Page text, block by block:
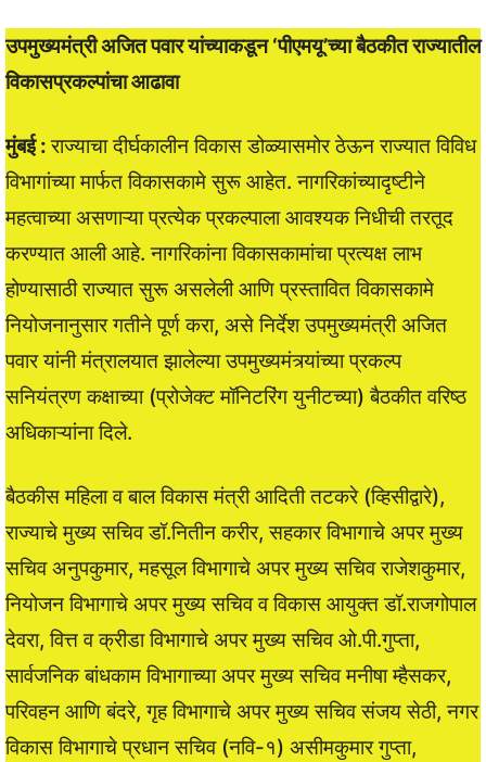
उपमुख्यमंत्री अजित पवार यांच्याकडून ‘पीएमयू’च्या बैठकीत राज्यातील
विकासप्रकल्पांचा आढावा
मुंबई :राज्याचा दीर्घकालीन विकास डोळ्यासमोर ठेऊन राज्यात विविध
विभागांच्या मार्फत विकासकामे सुरू आहेत. नागरिकांच्यादृष्टीने
महत्वाच्या असणाऱ्या प्रत्येक प्रकल्पाला आवश्यक निधीची तरतूद
करण्यात आली आहे. नागरिकांना विकासकामांचा प्रत्यक्ष लाभ
होण्यासाठी राज्यात सुरू असलेली आणि प्रस्तावित विकासकामे
नियोजनानुसार गतीने पूर्ण करा, असे निर्देश उपमुख्यमंत्री अजित
पवार यांनी मंत्रालयात झालेल्या उपमुख्यमंत्र्यांच्या प्रकल्प
सनियंत्रण कक्षाच्या (प्रोजेक्ट मॉनिटरिंग युनीटच्या) बैठकीत वरिष्ठ
अधिकाऱ्यांना दिले.
बैठकीस महिला व बाल विकास मंत्री आदिती तटकरे (व्हिसीद्वारे),
राज्याचे मुख्य सचिव डॉ.नितीन करीर, सहकार विभागाचे अपर मुख्य
सचिव अनुपकुमार, महसूल विभागाचे अपर मुख्य सचिव राजेशकुमार,
नियोजन विभागाचे अपर मुख्य सचिव व विकास आयुक्त डॉ.राजगोपाल
देवरा, वित्त व क्रीडा विभागाचे अपर मुख्य सचिव ओ.पी.गुप्ता,
सार्वजनिक बांधकाम विभागाच्या अपर मुख्य सचिव मनीषा म्हैसकर,
परिवहन आणि बंदरे, गृह विभागाचे अपर मुख्य सचिव संजय सेठी, नगर
विकास विभागाचे प्रधान सचिव (नवि-१) असीमकुमार गुप्ता,